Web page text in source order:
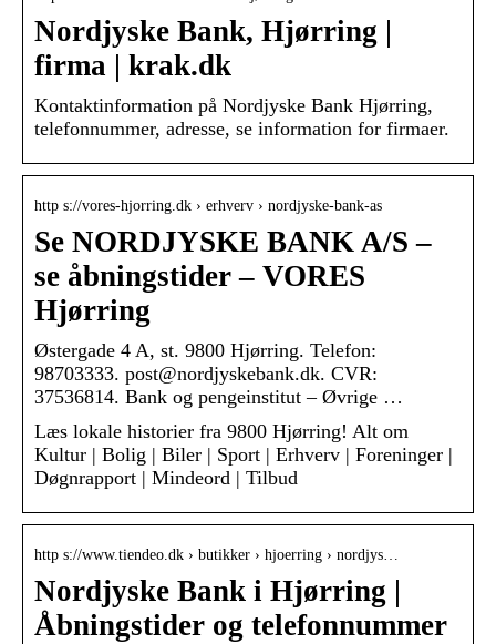
Nordjyske Bank, Hjørring |
firma | krak.dk
Kontaktinformation på Nordjyske Bank Hjørring,
telefonnummer, adresse, se information for firmaer.
http s://vores-hjorring.dk › erhverv › nordjyske-bank-as
Se NORDJYSKE BANK A/S –
se åbningstider – VORES
Hjørring
Østergade 4 A, st. 9800 Hjørring. Telefon:
98703333. post@nordjyskebank.dk. CVR:
37536814. Bank og pengeinstitut – Øvrige …
Læs lokale historier fra 9800 Hjørring! Alt om
Kultur | Bolig | Biler | Sport | Erhverv | Foreninger |
Døgnrapport | Mindeord | Tilbud
http s://www.tiendeo.dk › butikker › hjoerring › nordjys…
Nordjyske Bank i Hjørring |
Åbningstider og telefonnummer